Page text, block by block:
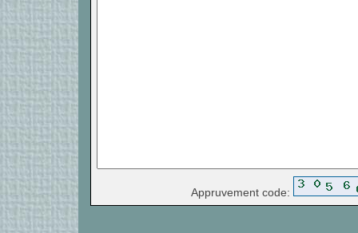
Appruvement code: